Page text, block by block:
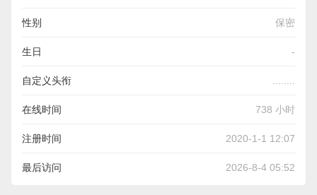
性别 保密
生日 -
自定义头衔
在线时间 738 小时
注册时间 2020-1-1 12:07
最后访问 2026-8-4 05:52